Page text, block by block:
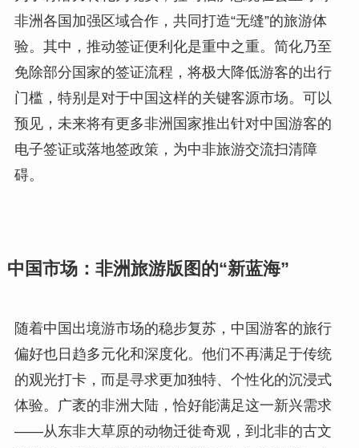
非洲各国加强区域合作，共同打造“无缝”的旅游体
验。其中，推动签证便利化是重中之重。简化乃至
免除部分国家的签证流程，将极大降低游客的出行
门槛，特别是对于中国这样的关键客源市场。可以
预见，未来将有更多非洲国家推出针对中国游客的
电子签证或落地签政策，为中非旅游交流扫清障
碍。
中国市场：非洲旅游版图的“新蓝海”
随着中国出境游市场的稳步复苏，中国游客的旅行
偏好也日趋多元化和深度化。他们不再满足于传统
的观光打卡，而是寻求更加独特、个性化的沉浸式
体验。广袤的非洲大陆，恰好能满足这一新兴需求
——从东非大草原的动物迁徙奇观，到北非的古文